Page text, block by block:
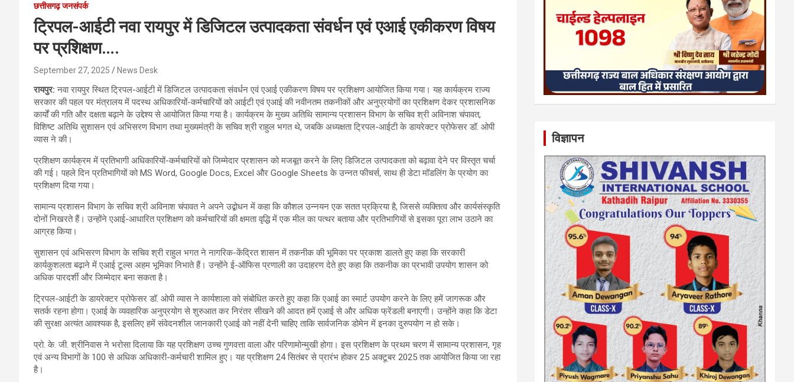
छत्तीसगढ़ जनसंपर्क
ट्रिपल-आईटी नवा रायपुर में डिजिटल उत्पादकता संवर्धन एवं एआई एकीकरण विषय
पर प्रशिक्षण….
September 27, 2025 News Desk
रायपुर:नवा रायपुर स्थित ट्रिपल-आईटी में डिजिटल उत्पादकता संवर्धन एवं एआई एकीकरण विषय पर प्रशिक्षण आयोजित किया गया। यह कार्यक्रम राज्य
सरकार की पहल पर मंत्रालय में पदस्थ अधिकारियों-कर्मचारियों को आईटी एवं एआई की नवीनतम तकनीकों और अनुप्रयोगों का प्रशिक्षण देकर प्रशासनिक
कार्यों की गति और दक्षता बढ़ाने के उद्देश्य से आयोजित किया गया है। कार्यक्रम के मुख्य अतिथि सामान्य प्रशासन विभाग के सचिव श्री अविनाश चंपावत,
विशिष्ट अतिथि सुशासन एवं अभिसरण विभाग तथा मुख्यमंत्री के सचिव श्री राहुल भगत थे, जबकि अध्यक्षता ट्रिपल-आईटी के डायरेक्टर प्रोफेसर डॉ. ओपी
व्यास ने की।
प्रशिक्षण कार्यक्रम में प्रतिभागी अधिकारियों-कर्मचारियों को जिम्मेदार प्रशासन को मजबूत करने के लिए डिजिटल उत्पादकता को बढ़ावा देने पर विस्तृत चर्चा
की गई। पहले दिन प्रतिभागियों को MS Word, Google Docs, Excel और Google Sheets के उन्नत फीचर्स, साथ ही डेटा मॉडलिंग के प्रयोग का
प्रशिक्षण दिया गया।
सामान्य प्रशासन विभाग के सचिव श्री अविनाश चंपावत ने अपने उद्बोधन में कहा कि कौशल उन्नयन एक सतत प्रक्रिया है, जिससे व्यक्तित्व और कार्यसंस्कृति
दोनों निखरते हैं। उन्होंने एआई-आधारित प्रशिक्षण को कर्मचारियों की क्षमता वृद्धि में एक मील का पत्थर बताया और प्रतिभागियों से इसका पूरा लाभ उठाने का
आग्रह किया।
सुशासन एवं अभिसरण विभाग के सचिव श्री राहुल भगत ने नागरिक-केंद्रित शासन में तकनीक की भूमिका पर प्रकाश डालते हुए कहा कि सरकारी
कार्यकुशलता बढ़ाने में एआई टूल्स अहम भूमिका निभाते हैं। उन्होंने ई-ऑफिस प्रणाली का उदाहरण देते हुए कहा कि तकनीक का प्रभावी उपयोग शासन को
अधिक पारदर्शी और जिम्मेदार बना सकता है।
ट्रिपल-आईटी के डायरेक्टर प्रोफेसर डॉ. ओपी व्यास ने कार्यशाला को संबोधित करते हुए कहा कि एआई का स्मार्ट उपयोग करने के लिए हमें जागरूक और
सतर्क रहना होगा। एआई के व्यवहारिक अनुप्रयोग से शुरुआत कर निरंतर सीखने की आदत हमें एआई से और अधिक फ्रेंडली बनाएगी। उन्होंने कहा कि डेटा
की सुरक्षा अत्यंत आवश्यक है, इसलिए हमें संवेदनशील जानकारी एआई को नहीं देनी चाहिए ताकि सार्वजनिक डोमेन में इनका दुरुपयोग न हो सके।
प्रो. के. जी. श्रीनिवास ने भरोसा दिलाया कि यह प्रशिक्षण उच्च गुणवत्ता वाला और परिणामोन्मुखी होगा। इस प्रशिक्षण के प्रथम चरण में सामान्य प्रशासन, गृह
एवं अन्य विभागों के 100 से अधिक अधिकारी-कर्मचारी शामिल हुए। यह प्रशिक्षण 24 सितंबर से प्रारंभ होकर 25 अक्टूबर 2025 तक आयोजित किया जा रहा
है।
विज्ञापन